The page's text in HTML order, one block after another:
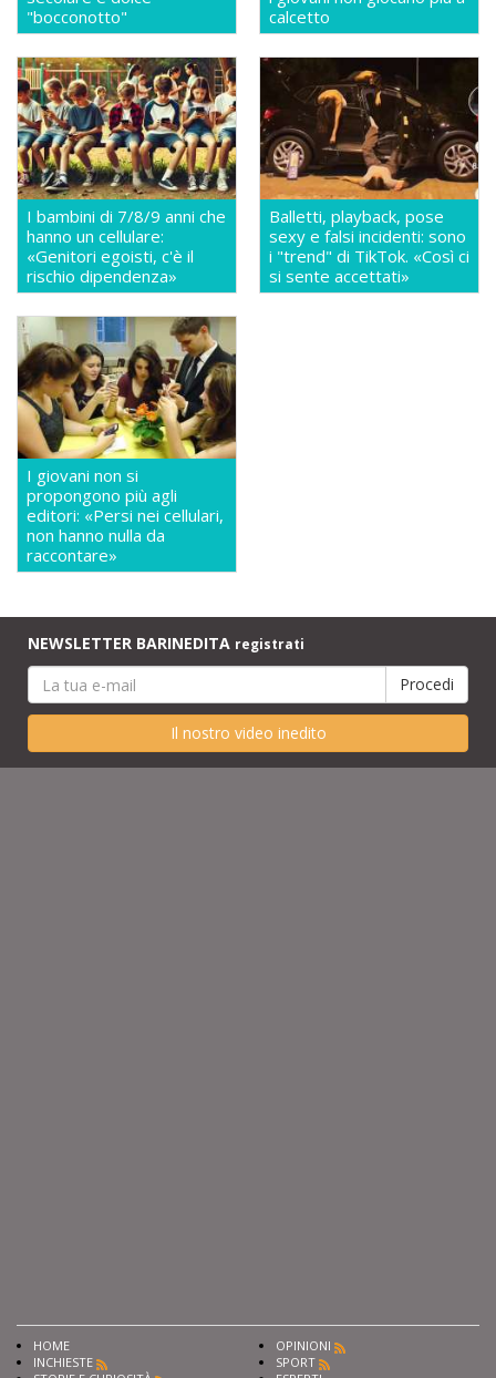
"bocconotto"
calcetto
I bambini di 7/8/9 anni che
hanno un cellulare:
«Genitori egoisti, c'è il
rischio dipendenza»
Balletti, playback, pose
sexy e falsi incidenti: sono
i "trend" di TikTok. «Così ci
si sente accettati»
I giovani non si
propongono più agli
editori: «Persi nei cellulari,
non hanno nulla da
raccontare»
NEWSLETTER BARINEDITA registrati
Il nostro video inedito
HOME
INCHIESTE
OPINIONI
SPORT